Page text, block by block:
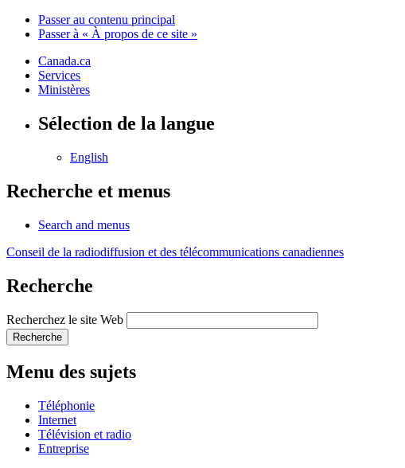
Passer au contenu principal
Passer à « À propos de ce site »
Canada.ca
Services
Ministères
Sélection de la langue
English
Recherche et menus
Search and menus
Conseil de la radiodiffusion et des télécommunications canadiennes
Recherche
Recherchez le site Web
Recherche
Menu des sujets
Téléphonie
Internet
Télévision et radio
Entreprise